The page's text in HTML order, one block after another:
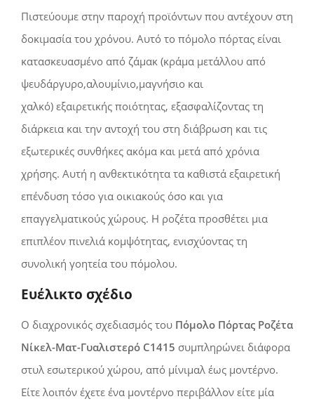
Πιστεύουμε στην παροχή προϊόντων που αντέχουν στη
δοκιμασία του χρόνου. Αυτό το πόμολο πόρτας είναι
κατασκευασμένο από ζάμακ (κράμα μετάλλου από
ψευδάργυρο,αλουμίνιο,μαγνήσιο και
χαλκό) εξαιρετικής ποιότητας, εξασφαλίζοντας τη
διάρκεια και την αντοχή του στη διάβρωση και τις
εξωτερικές συνθήκες ακόμα και μετά από χρόνια
χρήσης. Αυτή η ανθεκτικότητα τα καθιστά εξαιρετική
επένδυση τόσο για οικιακούς όσο και για
επαγγελματικούς χώρους. Η ροζέτα προσθέτει μια
επιπλέον πινελιά κομψότητας, ενισχύοντας τη
συνολική γοητεία του πόμολου.
Ευέλικτο σχέδιο
Ο διαχρονικός σχεδιασμός του Πόμολο Πόρτας Ροζέτα
Νίκελ-Ματ-Γυαλιστερό C1415 συμπληρώνει διάφορα
στυλ εσωτερικού χώρου, από μίνιμαλ έως μοντέρνο.
Είτε λοιπόν έχετε ένα μοντέρνο περιβάλλον είτε μία